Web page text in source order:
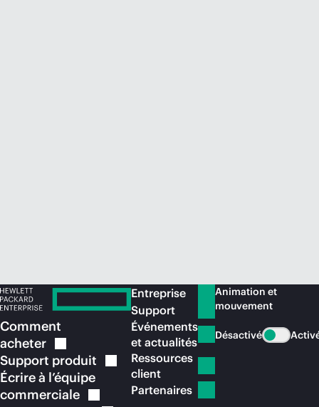
Comment
acheter
Support produit
Écrire à l’équipe
commerciale
Entreprise
Support
Événements
et actualités
Ressources
client
Partenaires
Animation et
mouvement
Désactivé